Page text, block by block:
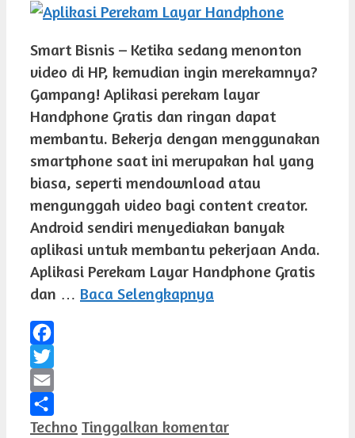
Smart Bisnis – Ketika sedang menonton
video di HP, kemudian ingin merekamnya?
Gampang! Aplikasi perekam layar
Handphone Gratis dan ringan dapat
membantu. Bekerja dengan menggunakan
smartphone saat ini merupakan hal yang
biasa, seperti mendownload atau
mengunggah video bagi content creator.
Android sendiri menyediakan banyak
aplikasi untuk membantu pekerjaan Anda.
Aplikasi Perekam Layar Handphone Gratis
dan … Baca Selengkapnya
Facebook
Twitter
Email
Share
Kategori
Techno Tinggalkan komentar